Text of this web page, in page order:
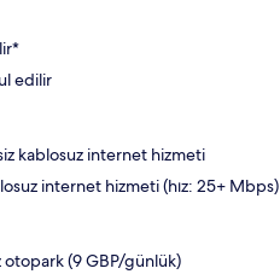
edilir
kablosuz internet hizmeti
internet hizmeti (hız: 25+ Mbps)
(9 GBP/günlük)